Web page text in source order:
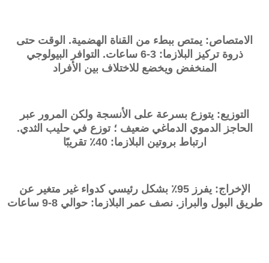
الامتصاص: يمتص ببطء من القناة الهضمية. الوقت حتى
ذروة تركيز البلازما: 3-6 ساعات. التوافر البيولوجي
المنخفض ويخضع للاختلاف بين الأفراد
التوزيع: يتوزع بسرعة على الأنسجة ولكن المرور عبر
الحاجز الدموي الدماغي ضعيف ؛ توزع في حليب الثدي.
ارتباط بروتين البلازما: 40٪ تقريبًا
الإخراج: يفرز 95٪ بشكل رئيسي كدواء غير متغير عن
طريق البول والبراز. نصف عمر البلازما: حوالي 8-9 ساعات